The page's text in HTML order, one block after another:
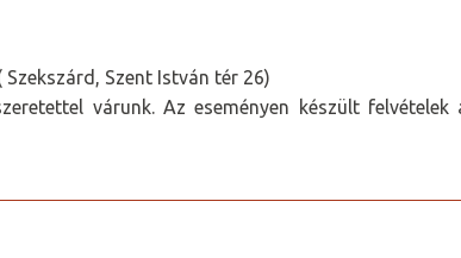
Szent István tér 26)
várunk. Az eseményen készült felvételek